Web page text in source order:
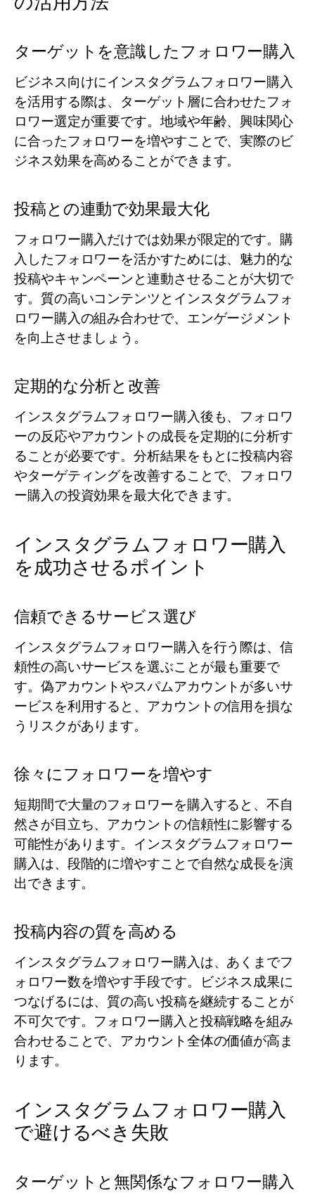
ターゲットを意識したフォロワー購入
ビジネス向けにインスタグラムフォロワー購入
を活用する際は、ターゲット層に合わせたフォ
ロワー選定が重要です。地域や年齢、興味関心
に合ったフォロワーを増やすことで、実際のビ
ジネス効果を高めることができます。
投稿との連動で効果最大化
フォロワー購入だけでは効果が限定的です。購
入したフォロワーを活かすためには、魅力的な
投稿やキャンペーンと連動させることが大切で
す。質の高いコンテンツとインスタグラムフォ
ロワー購入の組み合わせで、エンゲージメント
を向上させましょう。
定期的な分析と改善
インスタグラムフォロワー購入後も、フォロワ
ーの反応やアカウントの成長を定期的に分析す
ることが必要です。分析結果をもとに投稿内容
やターゲティングを改善することで、フォロワ
ー購入の投資効果を最大化できます。
インスタグラムフォロワー購入
を成功させるポイント
信頼できるサービス選び
インスタグラムフォロワー購入を行う際は、信
頼性の高いサービスを選ぶことが最も重要で
す。偽アカウントやスパムアカウントが多いサ
ービスを利用すると、アカウントの信用を損な
うリスクがあります。
徐々にフォロワーを増やす
短期間で大量のフォロワーを購入すると、不自
然さが目立ち、アカウントの信頼性に影響する
可能性があります。インスタグラムフォロワー
購入は、段階的に増やすことで自然な成長を演
出できます。
投稿内容の質を高める
インスタグラムフォロワー購入は、あくまでフ
ォロワー数を増やす手段です。ビジネス成果に
つなげるには、質の高い投稿を継続することが
不可欠です。フォロワー購入と投稿戦略を組み
合わせることで、アカウント全体の価値が高ま
ります。
インスタグラムフォロワー購入
で避けるべき失敗
ターゲットと無関係なフォロワー購入